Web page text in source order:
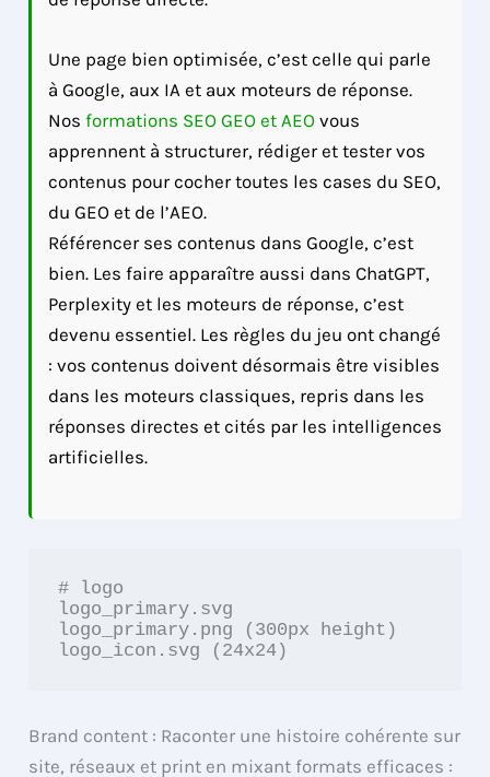
Une page bien optimisée, c’est celle qui parle
à Google, aux IA et aux moteurs de réponse.
Nosformations SEO GEO et AEO vous
apprennent à structurer, rédiger et tester vos
contenus pour cocher toutes les cases du SEO,
du GEO et de l’AEO.
Référencer ses contenus dans Google, c’est
bien. Les faire apparaître aussi dans ChatGPT,
Perplexity et les moteurs de réponse, c’est
devenu essentiel. Les règles du jeu ont changé
: vos contenus doivent désormais être visibles
dans les moteurs classiques, repris dans les
réponses directes et cités par les intelligences
artificielles.
# logo
logo_primary.svg
logo_primary.png (300px height)
Brand content : Raconter une histoire cohérente sur
site, réseaux et print en mixant formats efficaces :